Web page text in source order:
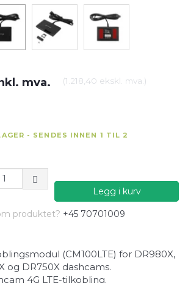
mva. (1.218,40 ekskl. mva. )
- SENDES INNEN 1 TIL 2
Legg i kurv
produktet? +45 70701009
(CM100LTE) for DR980X,
og DR750X dashcams.
4G LTE-tilkobling.